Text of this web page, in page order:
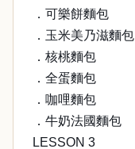
．可樂餅麵包
．玉米美乃滋麵包
．核桃麵包
．全蛋麵包
．咖哩麵包
．牛奶法國麵包
LESSON 3